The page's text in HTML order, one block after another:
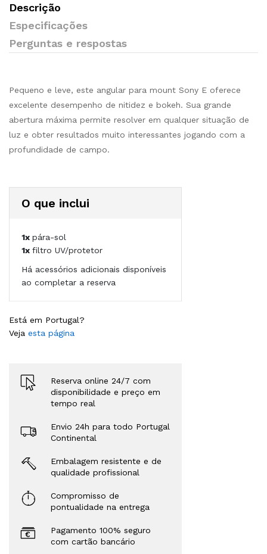
Descrição
Especificações
Perguntas e respostas
Pequeno e leve, este angular para mount Sony E oferece
excelente desempenho de nitidez e bokeh. Sua grande
abertura máxima permite resolver em qualquer situação de
luz e obter resultados muito interessantes jogando com a
profundidade de campo.
Reserva online 24/7 com
disponibilidade e preço em
tempo real
Envio 24h para todo Portugal
Continental
Embalagem resistente e de
qualidade profissional
Compromisso de
pontualidade na entrega
Pagamento 100% seguro
com cartão bancário
Está em Portugal?
Veja esta página
O que inclui
1x pára-sol
1x filtro UV/protetor
Há acessórios adicionais disponíveis
ao completar a reserva